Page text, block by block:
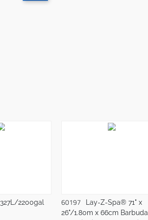
2200gal 60197
Lay-Z-Spa® 71" x
26"/1.80m x 66cm Barbuda